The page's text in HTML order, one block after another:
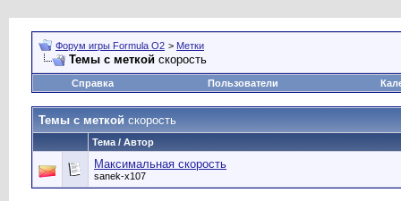
Форум игры Formula O2 > Метки
Темы с меткой скорость
Справка Пользователи
Темы с меткой скорость
Тема / Автор
Максимальная скорость
sanek-x107